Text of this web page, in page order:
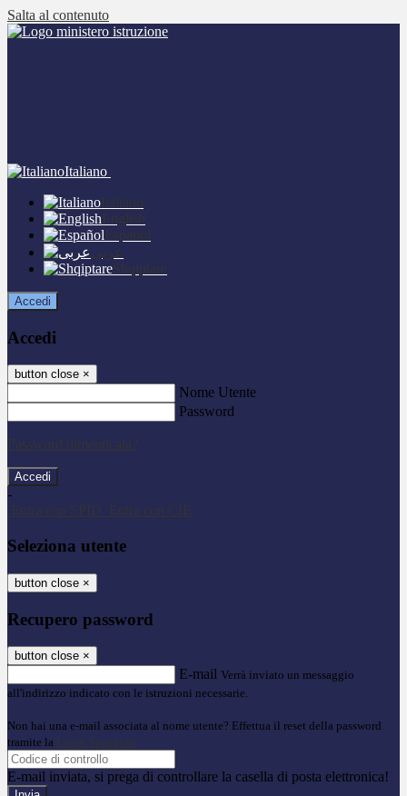
Salta al contenuto
Italiano
Italiano
English
Español
عربى
Shqiptare
Accedi
Accedi
button close ×
Nome Utente
Password
Password dimenticata?
-
Entra con SPID
Entra con CIE
Seleziona utente
button close ×
Recupero password
button close ×
E-mail Verrà inviato un messaggio
all'indirizzo indicato con le istruzioni necessarie.
Non hai una e-mail associata al nome utente? Effettua il reset della password
tramite la Login Spaggiari
E-mail inviata, si prega di controllare la casella di posta elettronica!